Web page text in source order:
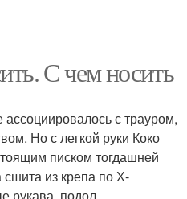
С чем носить
с трауром,
Но с легкой руки Коко
писком тогдашней
из крепа по Х-